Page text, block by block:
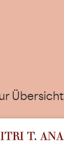
Übersicht